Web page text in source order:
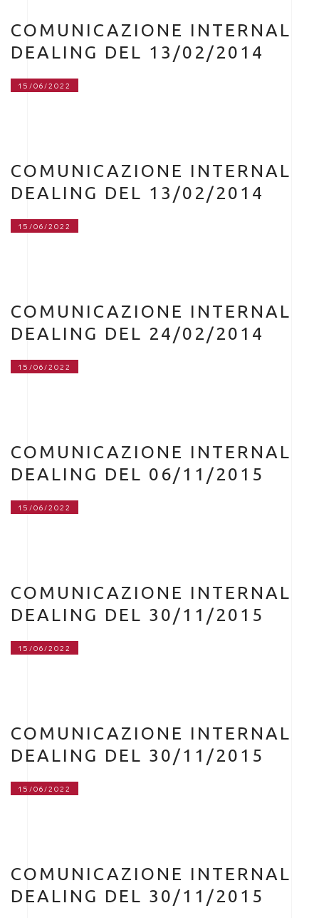
COMUNICAZIONE INTERNAL
DEALING DEL 13/02/2014
15/06/2022
COMUNICAZIONE INTERNAL
DEALING DEL 13/02/2014
15/06/2022
COMUNICAZIONE INTERNAL
DEALING DEL 24/02/2014
15/06/2022
COMUNICAZIONE INTERNAL
DEALING DEL 06/11/2015
15/06/2022
COMUNICAZIONE INTERNAL
DEALING DEL 30/11/2015
15/06/2022
COMUNICAZIONE INTERNAL
DEALING DEL 30/11/2015
15/06/2022
COMUNICAZIONE INTERNAL
DEALING DEL 30/11/2015